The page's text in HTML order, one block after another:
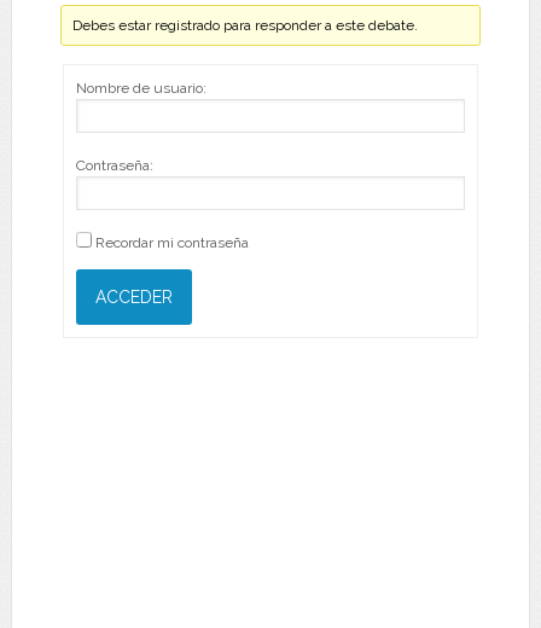
Debes estar registrado para responder a este debate.
Nombre de usuario:
Contraseña:
Recordar mi contraseña
ACCEDER